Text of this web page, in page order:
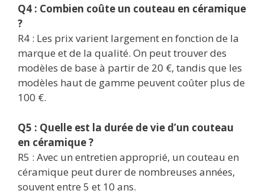
Q4 : Combien coûte un couteau en céramique
?
R4 : Les prix varient largement en fonction de la
marque et de la qualité. On peut trouver des
modèles de base à partir de 20 €, tandis que les
modèles haut de gamme peuvent coûter plus de
100 €.
Q5 : Quelle est la durée de vie d’un couteau
en céramique ?
R5 : Avec un entretien approprié, un couteau en
céramique peut durer de nombreuses années,
souvent entre 5 et 10 ans.